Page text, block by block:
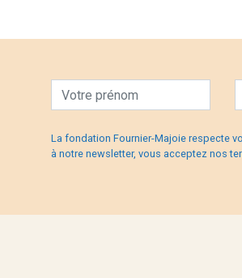
La fondation Fournier-Majoie respecte
à notre newsletter, vous acceptez nos